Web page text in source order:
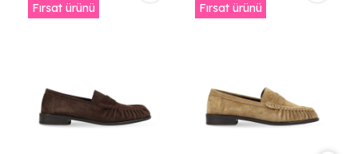
Fırsat ürünü Fırsat ürünü